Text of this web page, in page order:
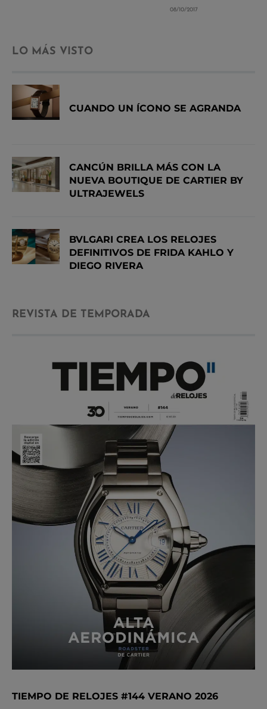
08/10/2017
LO MÁS VISTO
CUANDO UN ÍCONO SE AGRANDA
CANCÚN BRILLA MÁS CON LA
NUEVA BOUTIQUE DE CARTIER BY
ULTRAJEWELS
BVLGARI CREA LOS RELOJES
DEFINITIVOS DE FRIDA KAHLO Y
DIEGO RIVERA
REVISTA DE TEMPORADA
TIEMPO DE RELOJES #144 VERANO 2026